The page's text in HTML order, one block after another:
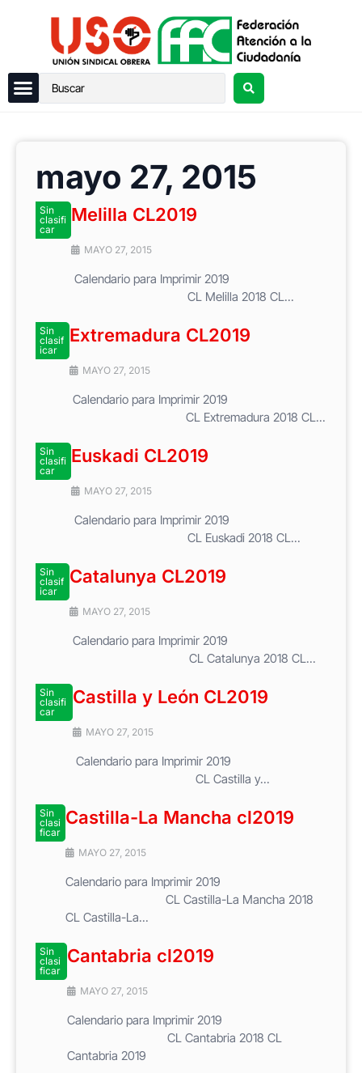
mayo 27, 2015
Sin
clasifi
car
Melilla CL2019
MAYO 27, 2015
Calendario para Imprimir 2019
CL Melilla 2018 CL...
Sin
clasif
icar
Extremadura CL2019
MAYO 27, 2015
Calendario para Imprimir 2019
CL Extremadura 2018 CL...
Sin
clasifi
car
Euskadi CL2019
MAYO 27, 2015
Calendario para Imprimir 2019
CL Euskadi 2018 CL...
Sin
clasif
icar
Catalunya CL2019
MAYO 27, 2015
Calendario para Imprimir 2019
CL Catalunya 2018 CL...
Sin
clasifi
car
Castilla y León CL2019
MAYO 27, 2015
Calendario para Imprimir 2019
CL Castilla y...
Sin
clasi
ficar
Castilla-La Mancha cl2019
MAYO 27, 2015
Calendario para Imprimir 2019
CL Castilla-La Mancha 2018
CL Castilla-La...
Sin
clasi
ficar
Cantabria cl2019
MAYO 27, 2015
Calendario para Imprimir 2019
CL Cantabria 2018 CL
Cantabria 2019